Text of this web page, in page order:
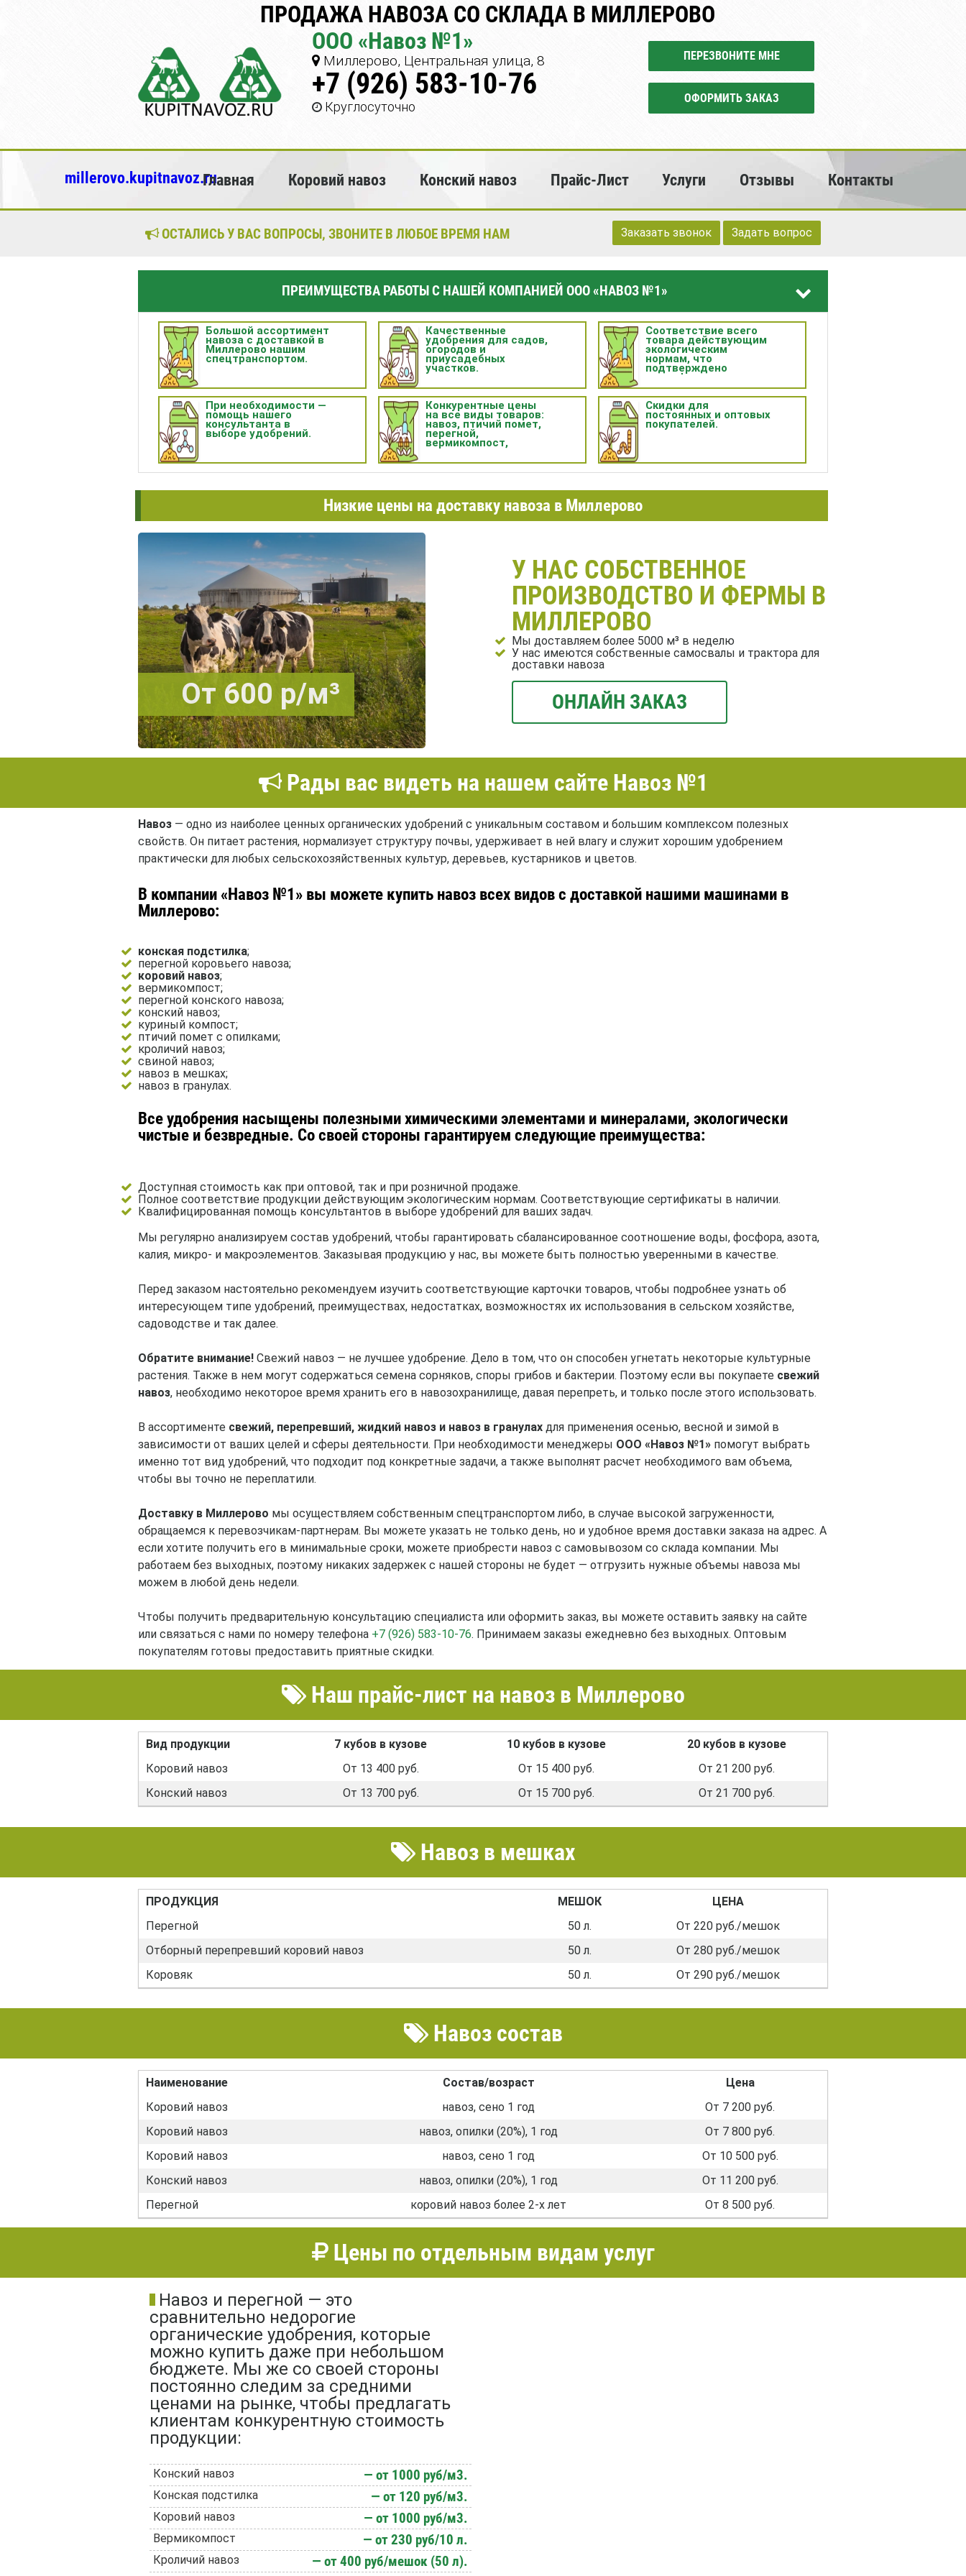
ПРОДАЖА НАВОЗА СО СКЛАДА В МИЛЛЕРОВО
ООО «Навоз №1»
Миллерово, Центральная улица, 8
+7 (926) 583-10-76
Круглосуточно
ПЕРЕЗВОНИТЕ МНЕ
ОФОРМИТЬ ЗАКАЗ
millerovo.kupitnavoz.ruГлавная Коровий навоз Конский навоз Прайс-Лист Услуги Отзывы Контакты
ОСТАЛИСЬ У ВАС ВОПРОСЫ, ЗВОНИТЕ В ЛЮБОЕ ВРЕМЯ НАМ Заказать звонок Задать вопрос
ПРЕИМУЩЕСТВА РАБОТЫ С НАШЕЙ КОМПАНИЕЙ ООО «НАВОЗ №1»
Большой ассортимент
навоза с доставкой в
Миллерово нашим
спецтранспортом.
Качественные
удобрения для садов,
огородов и
приусадебных
участков.
Соответствие всего
товара действующим
экологическим
нормам, что
подтверждено
сертификатами.
При необходимости —
помощь нашего
консультанта в
выборе удобрений.
Конкурентные цены
на все виды товаров:
навоз, птичий помет,
перегной,
вермикомпост,
прочее.
Скидки для
постоянных и оптовых
покупателей.
Низкие цены на доставку навоза в Миллерово
От 600 р/м³
У НАС СОБСТВЕННОЕ
ПРОИЗВОДСТВО И ФЕРМЫ В
МИЛЛЕРОВО
Мы доставляем более 5000 м³ в неделю
У нас имеются собственные самосвалы и трактора для
доставки навоза
ОНЛАЙН ЗАКАЗ
Рады вас видеть на нашем сайте Навоз №1
Навоз — одно из наиболее ценных органических удобрений с уникальным составом и большим комплексом полезных
свойств. Он питает растения, нормализует структуру почвы, удерживает в ней влагу и служит хорошим удобрением
практически для любых сельскохозяйственных культур, деревьев, кустарников и цветов.
В компании «Навоз №1» вы можете купить навоз всех видов с доставкой нашими машинами в
Миллерово:
конская подстилка;
перегной коровьего навоза;
коровий навоз;
вермикомпост;
перегной конского навоза;
конский навоз;
куриный компост;
птичий помет с опилками;
кроличий навоз;
свиной навоз;
навоз в мешках;
навоз в гранулах.
Все удобрения насыщены полезными химическими элементами и минералами, экологически
чистые и безвредные. Со своей стороны гарантируем следующие преимущества:
Доступная стоимость как при оптовой, так и при розничной продаже.
Полное соответствие продукции действующим экологическим нормам. Соответствующие сертификаты в наличии.
Квалифицированная помощь консультантов в выборе удобрений для ваших задач.
Мы регулярно анализируем состав удобрений, чтобы гарантировать сбалансированное соотношение воды, фосфора, азота,
калия, микро- и макроэлементов. Заказывая продукцию у нас, вы можете быть полностью уверенными в качестве.
Перед заказом настоятельно рекомендуем изучить соответствующие карточки товаров, чтобы подробнее узнать об
интересующем типе удобрений, преимуществах, недостатках, возможностях их использования в сельском хозяйстве,
садоводстве и так далее.
Обратите внимание! Свежий навоз — не лучшее удобрение. Дело в том, что он способен угнетать некоторые культурные
растения. Также в нем могут содержаться семена сорняков, споры грибов и бактерии. Поэтому если вы покупаете свежий
навоз, необходимо некоторое время хранить его в навозохранилище, давая перепреть, и только после этого использовать.
В ассортименте свежий, перепревший, жидкий навоз и навоз в гранулах для применения осенью, весной и зимой в
зависимости от ваших целей и сферы деятельности. При необходимости менеджеры ООО «Навоз №1» помогут выбрать
именно тот вид удобрений, что подходит под конкретные задачи, а также выполнят расчет необходимого вам объема,
чтобы вы точно не переплатили.
Доставку в Миллерово мы осуществляем собственным спецтранспортом либо, в случае высокой загруженности,
обращаемся к перевозчикам-партнерам. Вы можете указать не только день, но и удобное время доставки заказа на адрес. А
если хотите получить его в минимальные сроки, можете приобрести навоз с самовывозом со склада компании. Мы
работаем без выходных, поэтому никаких задержек с нашей стороны не будет — отгрузить нужные объемы навоза мы
можем в любой день недели.
Чтобы получить предварительную консультацию специалиста или оформить заказ, вы можете оставить заявку на сайте
или связаться с нами по номеру телефона +7 (926) 583-10-76. Принимаем заказы ежедневно без выходных. Оптовым
покупателям готовы предоставить приятные скидки.
Наш прайс-лист на навоз в Миллерово
Вид продукции 7 кубов в кузове 10 кубов в кузове
20 кубов в кузове
Коровий навоз
От 13 400 руб. От 15 400 руб.
От 21 200 руб.
Конский навоз
От 13 700 руб. От 15 700 руб. От 21 700 руб.
Навоз в мешках
ПРОДУКЦИЯ МЕШОК
ЦЕНА
Перегной
50 л.
От 220 руб./мешок
Отборный перепревший коровий навоз
50 л.
От 280 руб./мешок
Коровяк
50 л. От 290 руб./мешок
Навоз состав
Наименование Состав/возраст
Цена
Коровий навоз
навоз, сено 1 год
От 7 200 руб.
Коровий навоз
навоз, опилки (20%), 1 год
От 7 800 руб.
Коровий навоз
навоз, сено 1 год
От 10 500 руб.
Конский навоз
навоз, опилки (20%), 1 год
От 11 200 руб.
Перегной
коровий навоз более 2-х лет От 8 500 руб.
Цены по отдельным видам услуг
Навоз и перегной — это
сравнительно недорогие
органические удобрения, которые
можно купить даже при небольшом
бюджете. Мы же со своей стороны
постоянно следим за средними
ценами на рынке, чтобы предлагать
клиентам конкурентную стоимость
продукции:
Конский навоз — от 1000 руб/м3.
Конская подстилка — от 120 руб/м3.
Коровий навоз — от 1000 руб/м3.
Вермикомпост — от 230 руб/10 л.
Кроличий навоз — от 400 руб/мешок (50 л).